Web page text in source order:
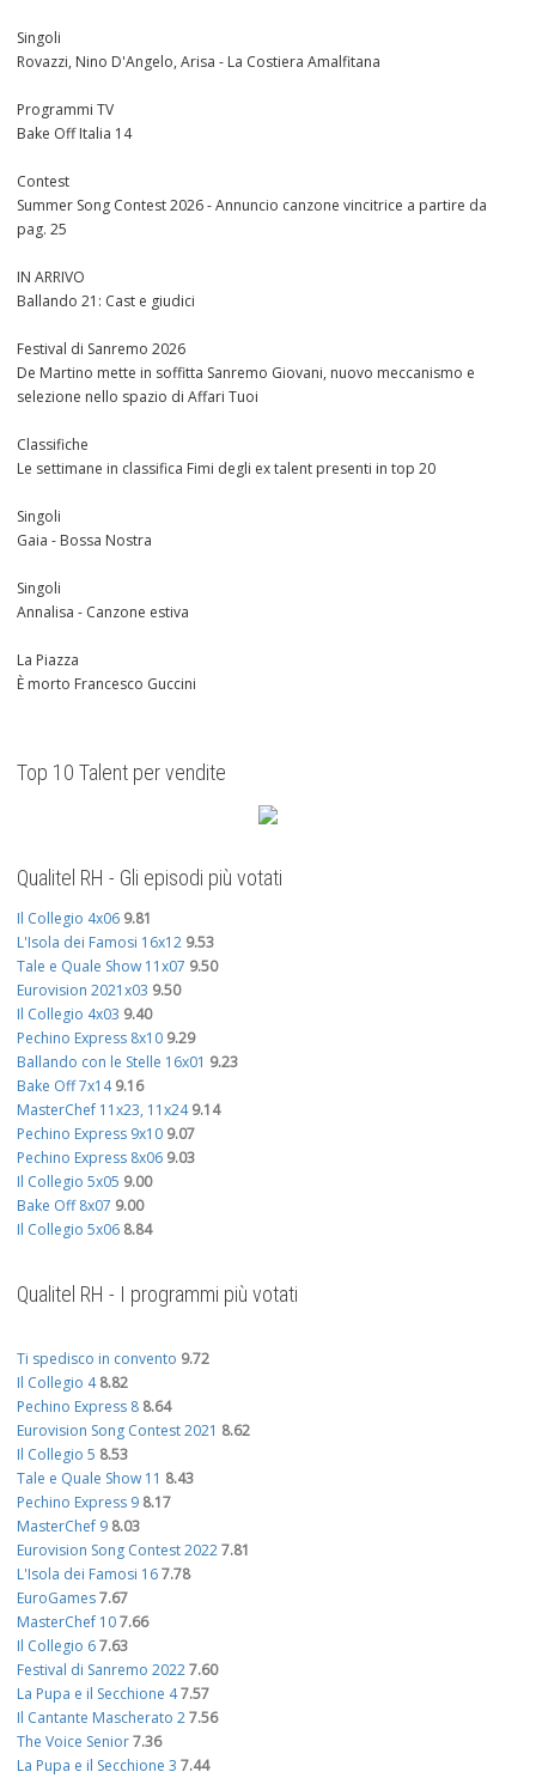
Singoli
Rovazzi, Nino D'Angelo, Arisa - La Costiera Amalfitana
Programmi TV
Bake Off Italia 14
Contest
Summer Song Contest 2026 - Annuncio canzone vincitrice a partire da
pag. 25
IN ARRIVO
Ballando 21: Cast e giudici
Festival di Sanremo 2026
De Martino mette in soffitta Sanremo Giovani, nuovo meccanismo e
selezione nello spazio di Affari Tuoi
Classifiche
Le settimane in classifica Fimi degli ex talent presenti in top 20
Singoli
Gaia - Bossa Nostra
Singoli
Annalisa - Canzone estiva
La Piazza
È morto Francesco Guccini
Top 10 Talent per vendite
Qualitel RH - Gli episodi più votati
Il Collegio 4x06 9.81
L'Isola dei Famosi 16x12 9.53
Tale e Quale Show 11x07 9.50
Eurovision 2021x03 9.50
Il Collegio 4x03 9.40
Pechino Express 8x10 9.29
Ballando con le Stelle 16x01 9.23
Bake Off 7x14 9.16
MasterChef 11x23, 11x24 9.14
Pechino Express 9x10 9.07
Pechino Express 8x06 9.03
Il Collegio 5x05 9.00
Bake Off 8x07 9.00
Il Collegio 5x06 8.84
Qualitel RH - I programmi più votati
Ti spedisco in convento 9.72
Il Collegio 4 8.82
Pechino Express 8 8.64
Eurovision Song Contest 2021 8.62
Il Collegio 5 8.53
Tale e Quale Show 11 8.43
Pechino Express 9 8.17
MasterChef 9 8.03
Eurovision Song Contest 20227.81
L'Isola dei Famosi 167.78
EuroGames7.67
MasterChef 107.66
Il Collegio 67.63
Festival di Sanremo 20227.60
La Pupa e il Secchione 47.57
Il Cantante Mascherato 27.56
The Voice Senior7.36
La Pupa e il Secchione 3 7.44